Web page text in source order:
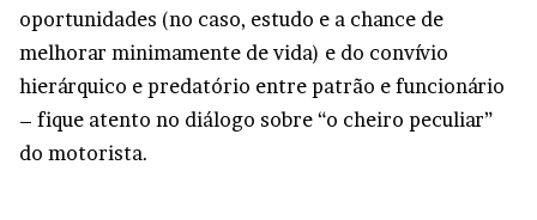
oportunidades (no caso, estudo e a chance de
melhorar minimamente de vida) e do convívio
hierárquico e predatório entre patrão e funcionário
– fique atento no diálogo sobre “o cheiro peculiar”
do motorista.